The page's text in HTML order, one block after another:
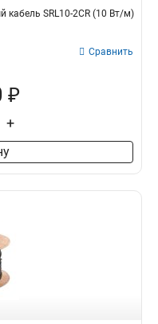
SRL10-2CR (10 Вт/м)
Сравнить
₽
+